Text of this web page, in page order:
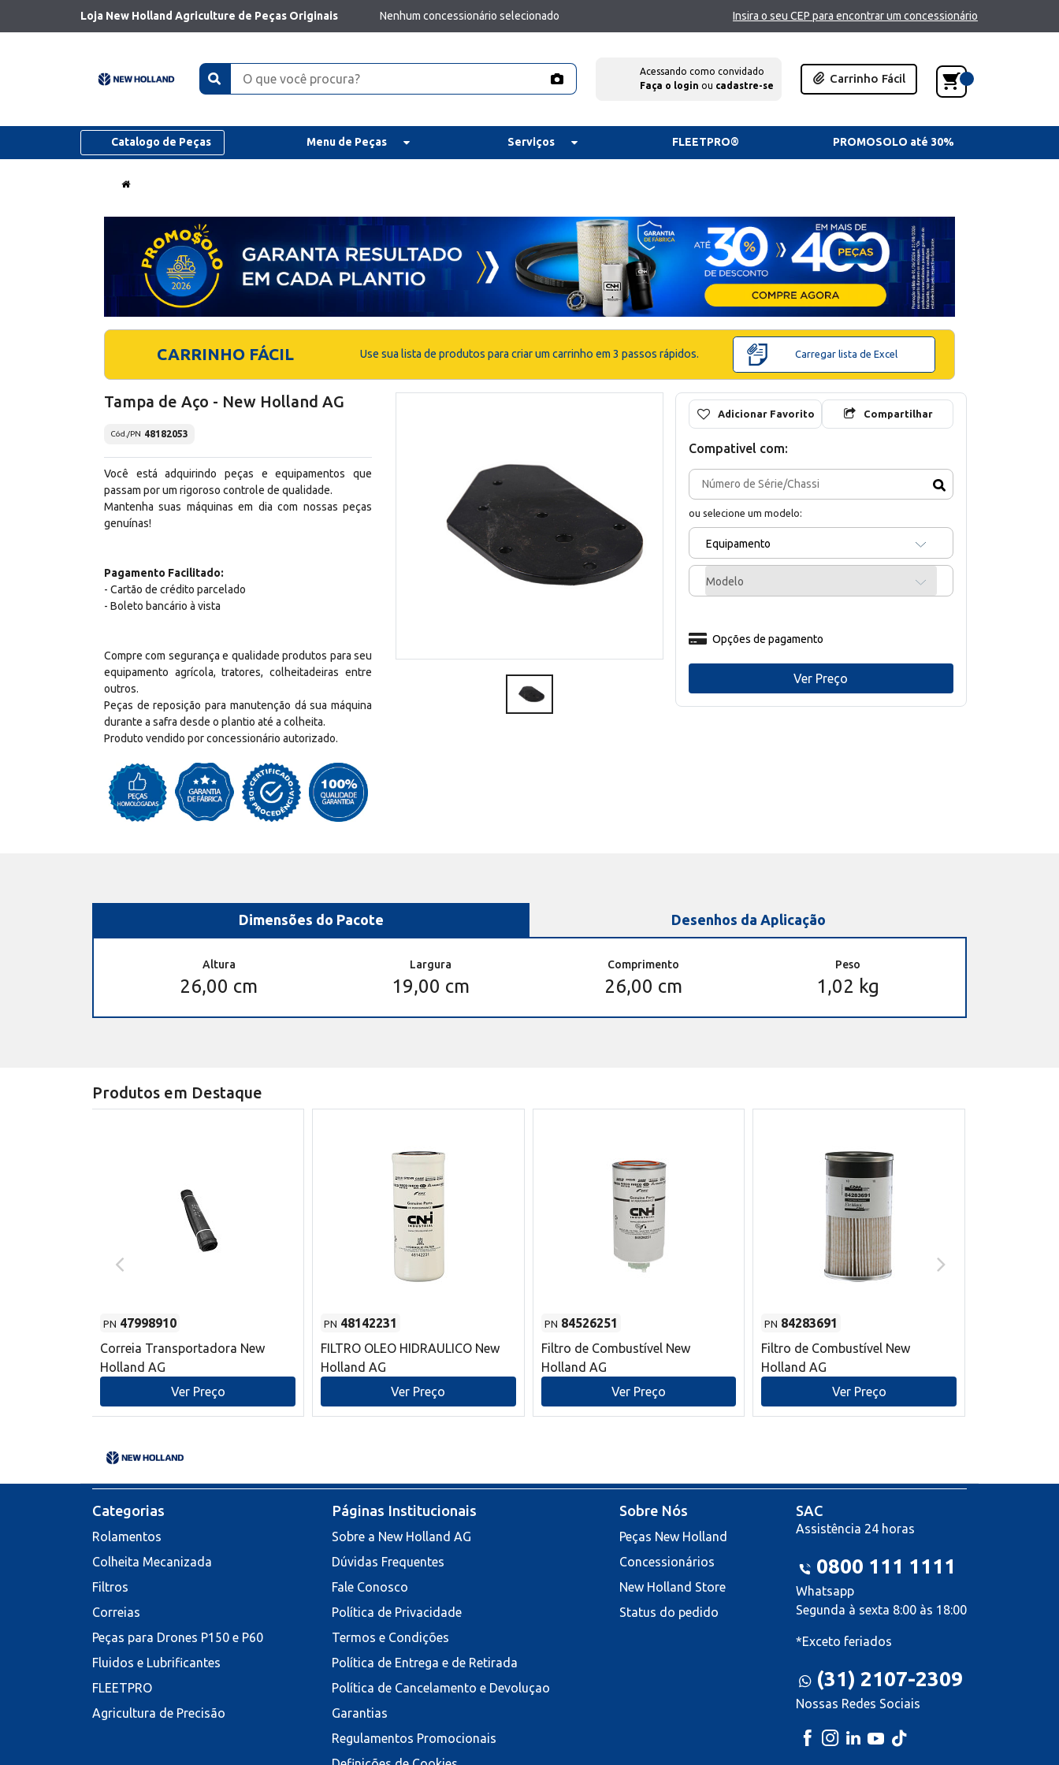
Loja New Holland Agriculture de Peças Originais Nenhum concessionário selecionado Insira o seu CEP para encontrar um concessionário
Acessando como convidado
Faça o login ou cadastre-se
Carrinho Fácil
Catalogo de Peças Menu de Peças Serviços FLEETPRO® PROMOSOLO até 30%
CARRINHO FÁCIL Use sua lista de produtos para criar um carrinho em 3 passos rápidos. Carregar lista de Excel
Tampa de Aço - New Holland AG
Cód./PN 48182053
Você está adquirindo peças e equipamentos que
passam por um rigoroso controle de qualidade.
Mantenha suas máquinas em dia com nossas peças
genuínas!
Pagamento Facilitado:
- Cartão de crédito parcelado
- Boleto bancário à vista
Compre com segurança e qualidade produtos para seu
equipamento agrícola, tratores, colheitadeiras entre
outros.
Peças de reposição para manutenção dá sua máquina
durante a safra desde o plantio até a colheita.
Produto vendido por concessionário autorizado.
Adicionar Favorito Compartilhar
Compativel com:
ou selecione um modelo:
Equipamento
Modelo
Opções de pagamento
Ver Preço
Dimensões do Pacote Desenhos da Aplicação
Altura
26,00 cm
Largura
19,00 cm
Comprimento
26,00 cm
Peso
1,02 kg
Produtos em Destaque
PN 47998910
Correia Transportadora New
Holland AG
Ver Preço
PN 48142231
FILTRO OLEO HIDRAULICO New
Holland AG
Ver Preço
PN 84526251
Filtro de Combustível New
Holland AG
Ver Preço
PN 84283691
Filtro de Combustível New
Holland AG
Ver Preço
Categorias
Rolamentos
Colheita Mecanizada
Filtros
Correias
Peças para Drones P150 e P60
Fluidos e Lubrificantes
FLEETPRO
Agricultura de Precisão
Páginas Institucionais
Sobre a New Holland AG
Dúvidas Frequentes
Fale Conosco
Política de Privacidade
Termos e Condições
Política de Entrega e de Retirada
Política de Cancelamento e Devoluçao
Garantias
Regulamentos Promocionais
Sobre Nós
Peças New Holland
Concessionários
New Holland Store
Status do pedido
SAC
Assistência 24 horas
0800 111 1111
Whatsapp
Segunda à sexta 8:00 às 18:00
*Exceto feriados
(31) 2107-2309
Nossas Redes Sociais